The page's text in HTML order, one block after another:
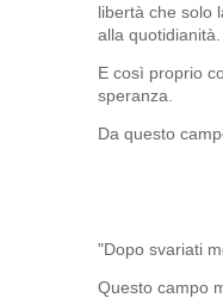
libertà che solo
alla quotidianità.
E così proprio
speranza.
Da questo
"Dopo svariati
Questo campo